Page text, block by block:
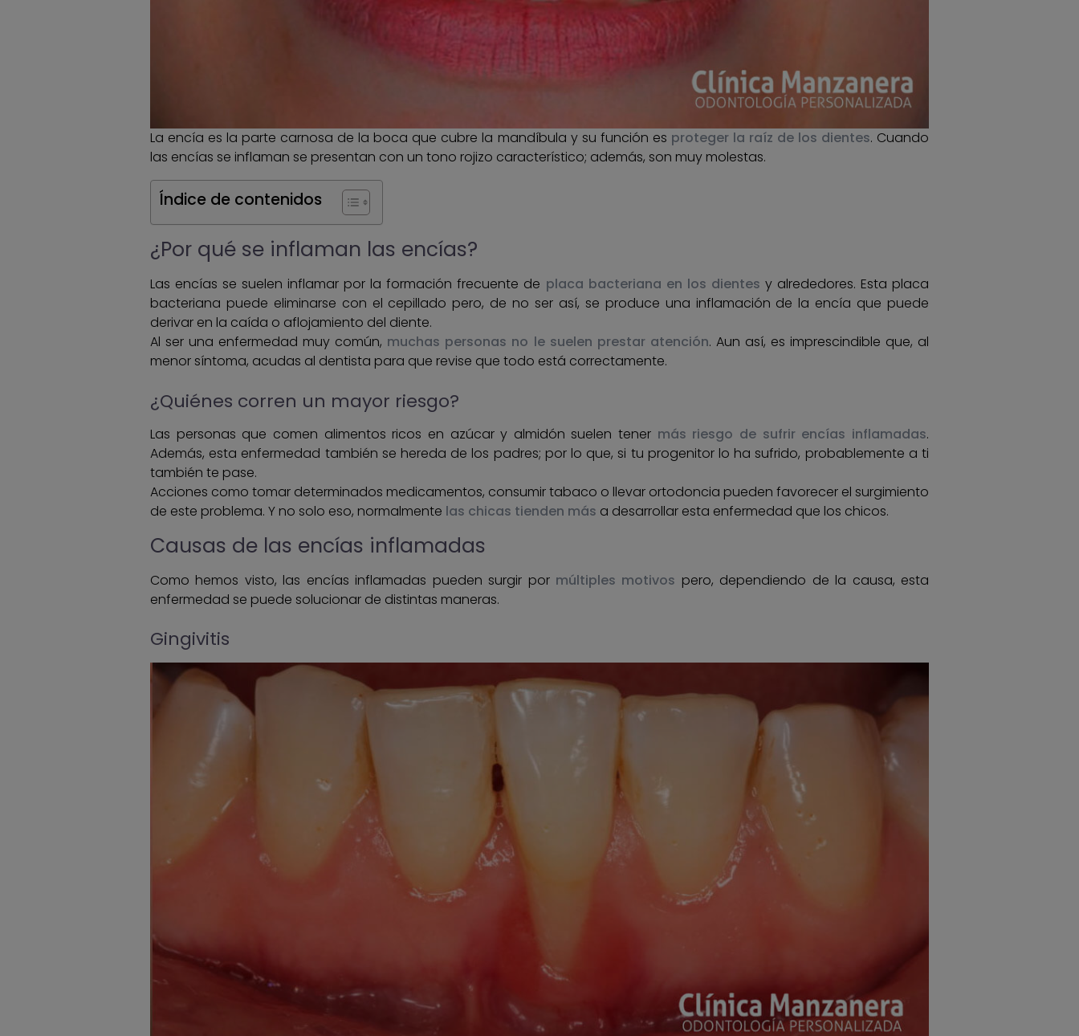
La encía es la parte carnosa de la boca que cubre la mandíbula y su función es proteger la raíz de los dientes. Cuando
las encías se inflaman se presentan con un tono rojizo característico; además, son muy molestas.
Índice de contenidos
¿Por qué se inflaman las encías?
Las encías se suelen inflamar por la formación frecuente de placa bacteriana en los dientes y alrededores. Esta placa
bacteriana puede eliminarse con el cepillado pero, de no ser así, se produce una inflamación de la encía que puede
derivar en la caída o aflojamiento del diente.
Al ser una enfermedad muy común, muchas personas no le suelen prestar atención. Aun así, es imprescindible que, al
menor síntoma, acudas al dentista para que revise que todo está correctamente.
¿Quiénes corren un mayor riesgo?
Las personas que comen alimentos ricos en azúcar y almidón suelen tener más riesgo de sufrir encías inflamadas.
Además, esta enfermedad también se hereda de los padres; por lo que, si tu progenitor lo ha sufrido, probablemente a ti
también te pase.
Acciones como tomar determinados medicamentos, consumir tabaco o llevar ortodoncia pueden favorecer el surgimiento
de este problema. Y no solo eso, normalmente las chicas tienden más a desarrollar esta enfermedad que los chicos.
Causas de las encías inflamadas
Como hemos visto, las encías inflamadas pueden surgir por múltiples motivos pero, dependiendo de la causa, esta
enfermedad se puede solucionar de distintas maneras.
Gingivitis